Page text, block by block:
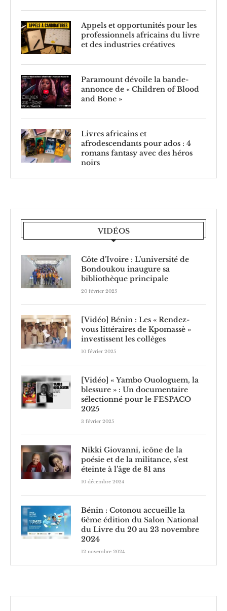
Appels et opportunités pour les
professionnels africains du livre
et des industries créatives
Paramount dévoile la bande-
annonce de « Children of Blood
and Bone »
Livres africains et
afrodescendants pour ados : 4
romans fantasy avec des héros
noirs
VIDÉOS
Côte d’Ivoire : L’université de
Bondoukou inaugure sa
bibliothèque principale
20 février 2025
[Vidéo] Bénin : Les « Rendez-
vous littéraires de Kpomassè »
investissent les collèges
10 février 2025
[Vidéo] « Yambo Ouologuem, la
blessure » : Un documentaire
sélectionné pour le FESPACO
2025
3 février 2025
Nikki Giovanni, icône de la
poésie et de la militance, s’est
éteinte à l’âge de 81 ans
10 décembre 2024
Bénin : Cotonou accueille la
6ème édition du Salon National
du Livre du 20 au 23 novembre
2024
12 novembre 2024